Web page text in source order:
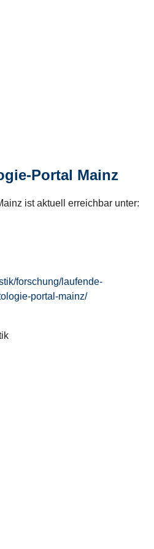
Portal Mainz
ist aktuell erreichbar unter:
forschung/laufende-
portal-mainz/